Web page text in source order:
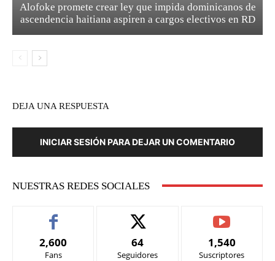
Alofoke promete crear ley que impida dominicanos de
ascendencia haitiana aspiren a cargos electivos en RD
DEJA UNA RESPUESTA
INICIAR SESIÓN PARA DEJAR UN COMENTARIO
NUESTRAS REDES SOCIALES
2,600
Fans
64
Seguidores
1,540
Suscriptores